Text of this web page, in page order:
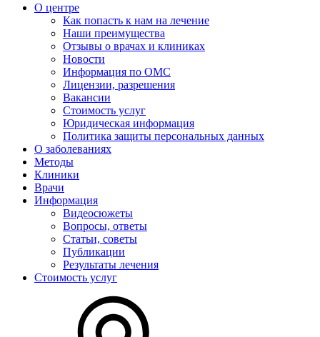
О центре
Как попасть к нам на лечение
Наши преимущества
Отзывы о врачах и клиниках
Новости
Информация по ОМС
Лицензии, разрешения
Вакансии
Стоимость услуг
Юридическая информация
Политика защиты персональных данных
О заболеваниях
Методы
Клиники
Врачи
Информация
Видеосюжеты
Вопросы, ответы
Статьи, советы
Публикации
Результаты лечения
Стоимость услуг